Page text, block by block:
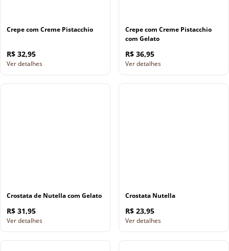
Crepe com Creme Pistacchio
R$ 32,95
Ver detalhes
Crepe com Creme Pistacchio
com Gelato
R$ 36,95
Ver detalhes
Crostata de Nutella com Gelato
R$ 31,95
Ver detalhes
Crostata Nutella
R$ 23,95
Ver detalhes